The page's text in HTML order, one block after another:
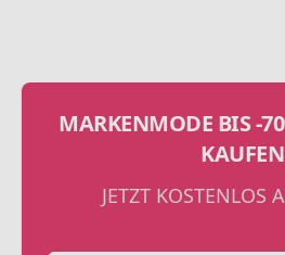
MARKENMODE BIS -
KAUFEN
JETZT KOSTENLOS